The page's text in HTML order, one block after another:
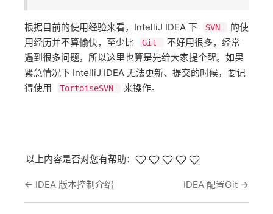
根据目前的使用经验来看，IntelliJ IDEA 下 ​ SVN
​的使
用经历并不算愉快，至少比 ​
Git
​不好用很多，经常
遇到很多问题，所以这里也算是先给大家提个醒。如果
紧急情况下 IntelliJ IDEA 无法更新、提交的时候，要记
得使用 ​
TortoiseSVN ​来操作。
以上内容是否对您有帮助：
← IDEA 版本控制介绍 IDEA 配置Git →